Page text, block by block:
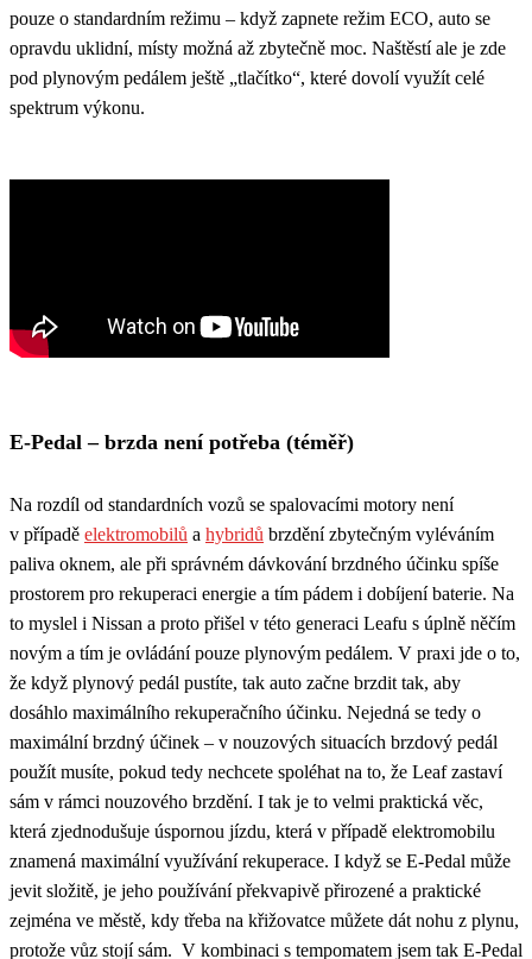
pouze o standardním režimu – když zapnete režim ECO, auto se
opravdu uklidní, místy možná až zbytečně moc. Naštěstí ale je zde
pod plynovým pedálem ještě „tlačítko“, které dovolí využít celé
spektrum výkonu.
E-Pedal – brzda není potřeba (téměř)
Na rozdíl od standardních vozů se spalovacími motory není
v případě elektromobilů a hybridů brzdění zbytečným vyléváním
paliva oknem, ale při správném dávkování brzdného účinku spíše
prostorem pro rekuperaci energie a tím pádem i dobíjení baterie. Na
to myslel i Nissan a proto přišel v této generaci Leafu s úplně něčím
novým a tím je ovládání pouze plynovým pedálem. V praxi jde o to,
že když plynový pedál pustíte, tak auto začne brzdit tak, aby
dosáhlo maximálního rekuperačního účinku. Nejedná se tedy o
maximální brzdný účinek – v nouzových situacích brzdový pedál
použít musíte, pokud tedy nechcete spoléhat na to, že Leaf zastaví
sám v rámci nouzového brzdění. I tak je to velmi praktická věc,
která zjednodušuje úspornou jízdu, která v případě elektromobilu
znamená maximální využívání rekuperace. I když se E-Pedal může
jevit složitě, je jeho používání překvapivě přirozené a praktické
zejména ve městě, kdy třeba na křižovatce můžete dát nohu z plynu,
protože vůz stojí sám. V kombinaci s tempomatem jsem tak E-Pedal